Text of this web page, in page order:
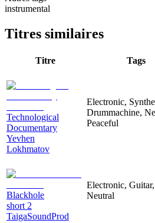
instrumental
Titres similaires
Titre Tags
Technological
Documentary
Yevhen
Lokhmatov
Electronic,
Drummachine,
Peaceful
Blackhole
short 2
TaigaSoundProd
Electronic,
Neutral